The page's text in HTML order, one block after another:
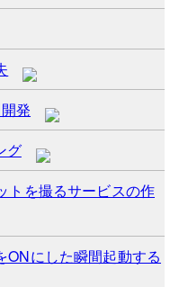
発
グ
トを撮るサービスの作
ONにした瞬間起動する